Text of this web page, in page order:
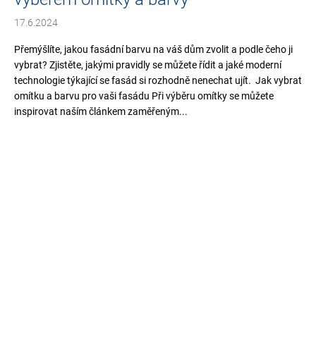
17.6.2024
Přemýšlíte, jakou fasádní barvu na váš dům zvolit a podle čeho ji
vybrat? Zjistěte, jakými pravidly se můžete řídit a jaké moderní
technologie týkající se fasád si rozhodně nenechat ujít. Jak vybrat
omítku a barvu pro vaši fasádu Při výběru omítky se můžete
inspirovat naším článkem zaměřeným...